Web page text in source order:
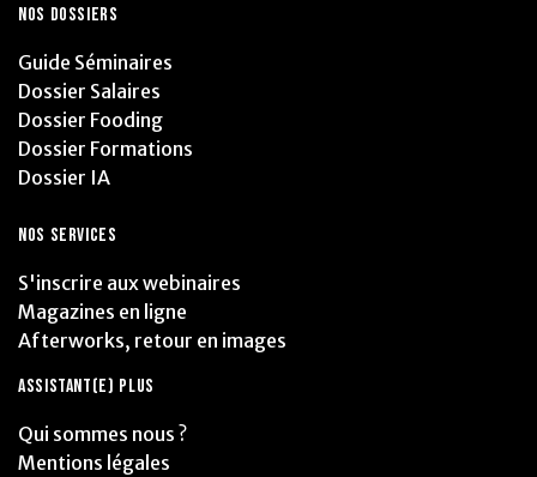
NOS DOSSIERS
Guide Séminaires
Dossier Salaires
Dossier Fooding
Dossier Formations
Dossier IA
NOS SERVICES
S'inscrire aux webinaires
Magazines en ligne
Afterworks, retour en images
ASSISTANT(E) PLUS
Qui sommes nous ?
Mentions légales